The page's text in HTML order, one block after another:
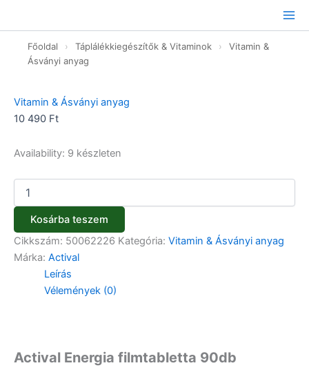
tartalomhoz
Főoldal › Táplálékkiegészítők & Vitaminok ›
Vitamin &
Ásványi anyag
Vitamin & Ásványi anyag
10 490 Ft
Availability: 9 készleten
filmtabletta
90db
Kosárba teszem
Cikkszám: 50062226 Kategória: Vitamin & Ásványi anyag
Márka: Actival
Leírás
Vélemények (0)
Actival Energia filmtabletta 90db